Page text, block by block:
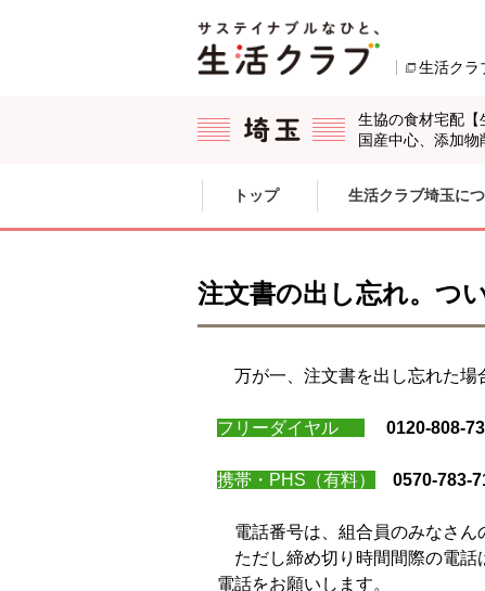
生活クラ
生協の食材宅配【
国産中心、添加物
ここからサイト内共通メニューです。
サイト内共通メニューをスキップする
トップ 生活クラブ埼玉に
注文書の出し忘れ。つ
万が一、注文書を出し忘れた場
フリーダイヤル 0120-808-
携帯・PHS（有料） 0570-783-
電話番号は、組合員のみなさん
ただし締め切り時間間際の電話
電話をお願いします。